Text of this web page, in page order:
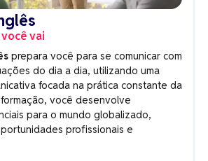
vai
prepara você para se comunicar com
do dia a dia, utilizando uma
focada na prática constante da
você desenvolve
para o mundo globalizado,
profissionais e